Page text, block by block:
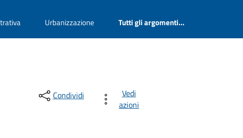
Urbanizzazione Tutti gli argomenti...
Condividi
Vedi
azioni